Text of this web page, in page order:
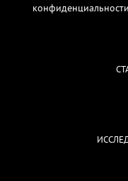
конфиденциальности